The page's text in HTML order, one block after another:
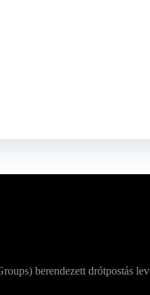
berendezett drótpostás